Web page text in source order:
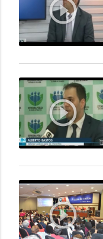
play_circle_outline
play_circle_outline
play_circle_outline